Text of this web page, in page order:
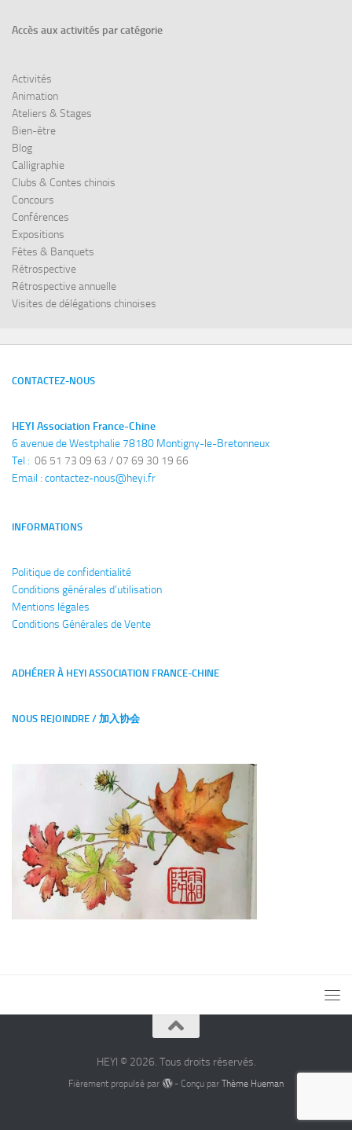
Accès aux activités par catégorie
Activités
Animation
Ateliers & Stages
Bien-être
Blog
Calligraphie
Clubs & Contes chinois
Concours
Conférences
Expositions
Fêtes & Banquets
Rétrospective
Rétrospective annuelle
Visites de délégations chinoises
CONTACTEZ-NOUS
HEYI Association France-Chine
6 avenue de Westphalie 78180 Montigny-le-Bretonneux
Tel : 06 51 73 09 63 / 07 69 30 19 66
Email : contactez-nous@heyi.fr
INFORMATIONS
Politique de confidentialité
Conditions générales d'utilisation
Mentions légales
Conditions Générales de Vente
ADHÉRER À HEYI ASSOCIATION FRANCE-CHINE
NOUS REJOINDRE / 加入协会
HEYI © 2026. Tous droits réservés.
Fièrement propulsé par - Conçu par Thème Hueman